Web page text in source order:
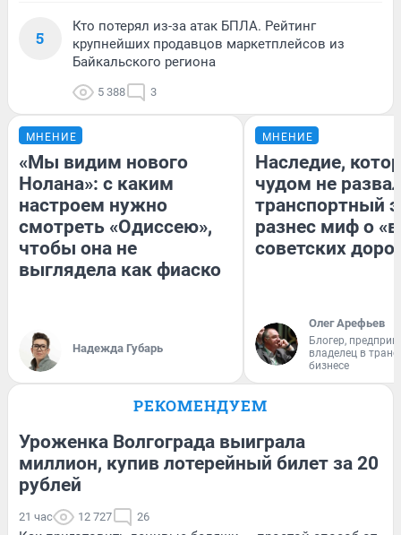
5
Кто потерял из-за атак БПЛА. Рейтинг
крупнейших продавцов маркетплейсов из
Байкальского региона
5 388 3
МНЕНИЕ
«Мы видим нового
Нолана»: с каким
настроем нужно
смотреть «Одиссею»,
чтобы она не
выглядела как фиаско
Надежда Губарь
МНЕНИЕ
Наследие,
чудом не
транспортный
разнес миф о
советских
Олег Арефьев
Блогер,
владелец в
бизнесе
РЕКОМЕНДУЕМ
Уроженка Волгограда выиграла
миллион, купив лотерейный билет за 20
рублей
21 час 12 727 26